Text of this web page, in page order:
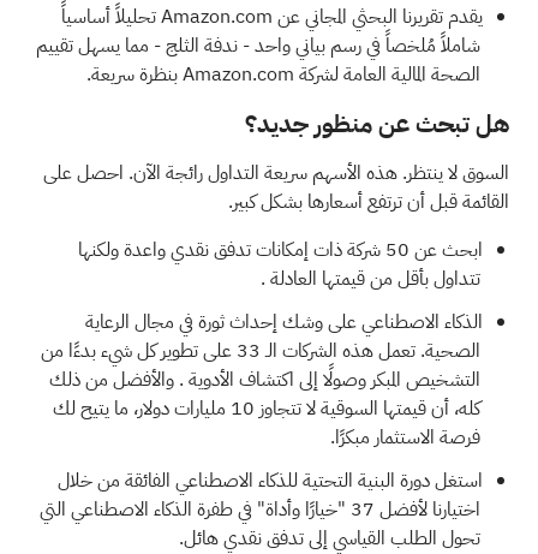
يقدم تقريرنا البحثي المجاني عن Amazon.com
تحليلاً أساسياً
شاملاً مُلخصاً في رسم بياني واحد - ندفة الثلج - مما يسهل تقييم
الصحة المالية العامة لشركة Amazon.com بنظرة سريعة.
هل تبحث عن منظور جديد؟
السوق لا ينتظر. هذه الأسهم سريعة التداول رائجة الآن. احصل على
القائمة قبل أن ترتفع أسعارها بشكل كبير.
ابحث عن
50 شركة ذات إمكانات تدفق نقدي واعدة ولكنها
تتداول بأقل من قيمتها العادلة.
الذكاء الاصطناعي على وشك إحداث ثورة في مجال الرعاية
الصحية.
تعمل هذه الشركات الـ 33 على تطوير كل شيء بدءًا من
التشخيص المبكر وصولًا إلى اكتشاف الأدوية. والأفضل من ذلك
كله، أن قيمتها السوقية لا تتجاوز 10 مليارات دولار، ما يتيح لك
فرصة الاستثمار مبكرًا.
استغل دورة البنية التحتية للذكاء الاصطناعي الفائقة من خلال
اختيارنا لأفضل 37 "خيارًا وأداة" في طفرة الذكاء الاصطناعي
التي
تحول الطلب القياسي إلى تدفق نقدي هائل.